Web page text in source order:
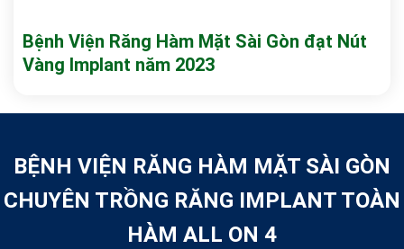
Bệnh Viện Răng Hàm Mặt Sài Gòn đạt Nút
Vàng Implant năm 2023
BỆNH VIỆN RĂNG HÀM MẶT SÀI GÒN
CHUYÊN TRỒNG RĂNG IMPLANT TOÀN
HÀM ALL ON 4